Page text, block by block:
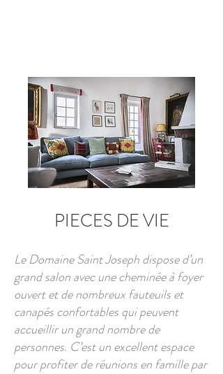
PIECES DE VIE
Le Domaine Saint Joseph dispose d’un
grand salon avec une cheminée à foyer
ouvert et de nombreux fauteuils et
canapés confortables qui peuvent
accueillir un grand nombre de
personnes. C’est un excellent espace
pour profiter de réunions en famille par